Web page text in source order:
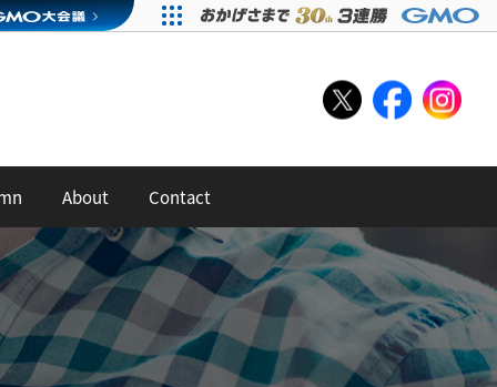
About Contact